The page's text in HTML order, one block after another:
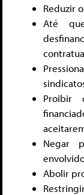
Reduzir
Até
Proibir
Negar
Abolir